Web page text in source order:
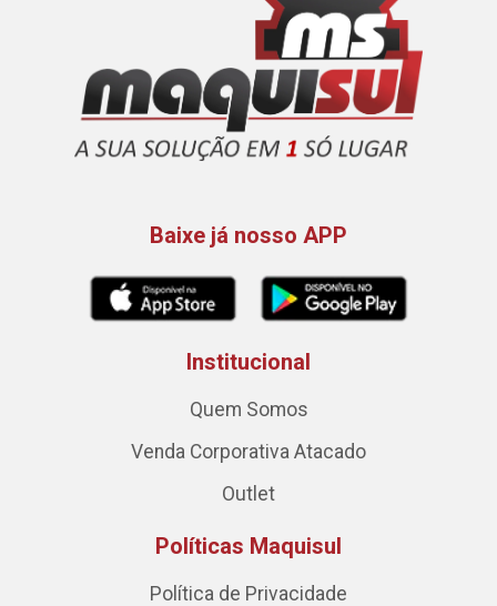
Baixe já nosso APP
Institucional
Quem Somos
Venda Corporativa Atacado
Outlet
Políticas Maquisul
Política de Privacidade